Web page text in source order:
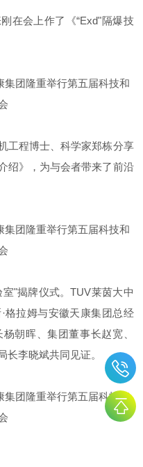
在会上作了《“Exd"隔爆技
工程博士、科学家郑栋分享
绍》，为与会者带来了前沿
"揭牌仪式。TUV莱茵大中
格拉姆与安徽天康集团总经
朝晖、集团董事长赵宽、
长李晓斌共同见证。